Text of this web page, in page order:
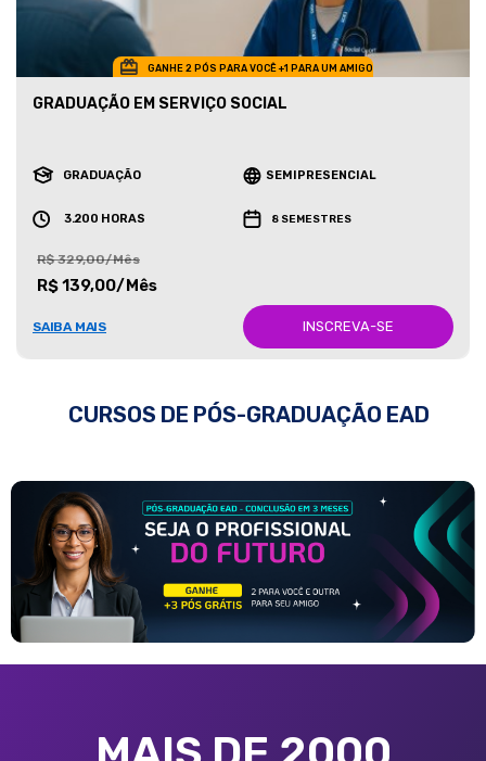
GANHE 2 PÓS PARA VOCÊ +1 PARA UM AMIGO
GRADUAÇÃO EM SERVIÇO SOCIAL
GRADUAÇÃO SEMIPRESENCIAL
3.200 HORAS 8 SEMESTRES
R$ 329,00/Mês
R$ 139,00/Mês
SAIBA MAIS INSCREVA-SE
CURSOS DE PÓS-GRADUAÇÃO EAD